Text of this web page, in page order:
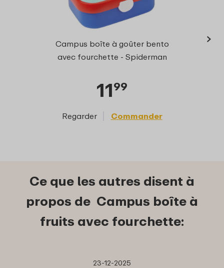
Campus boîte à goûter bento
avec fourchette - Spiderman
1199
Regarder Commander
›
Ce que les autres disent à
propos de Campus boîte à
fruits avec fourchette:
23-12-2025